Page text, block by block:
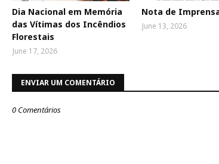
Dia Nacional em Memória
das Vítimas dos Incêndios
Florestais
June 17, 2026
Nota de
June 13, 2026
ENVIAR UM COMENTÁRIO
0 Comentários